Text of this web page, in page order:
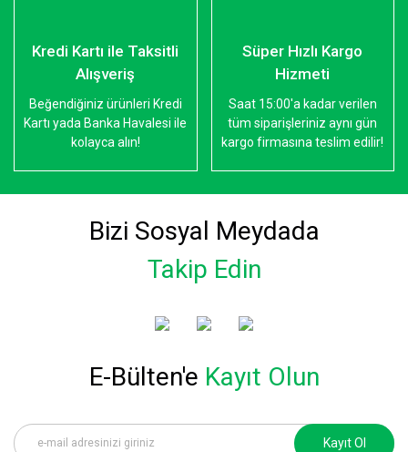
Kredi Kartı ile Taksitli
Alışveriş
Beğendiğiniz ürünleri Kredi
Kartı yada Banka Havalesi ile
kolayca alın!
Süper Hızlı Kargo
Hizmeti
Saat 15:00'a kadar verilen
tüm siparişleriniz aynı gün
kargo firmasına teslim edilir!
Bizi Sosyal Meydada
Takip Edin
E-Bülten'e Kayıt Olun
Kayıt Ol